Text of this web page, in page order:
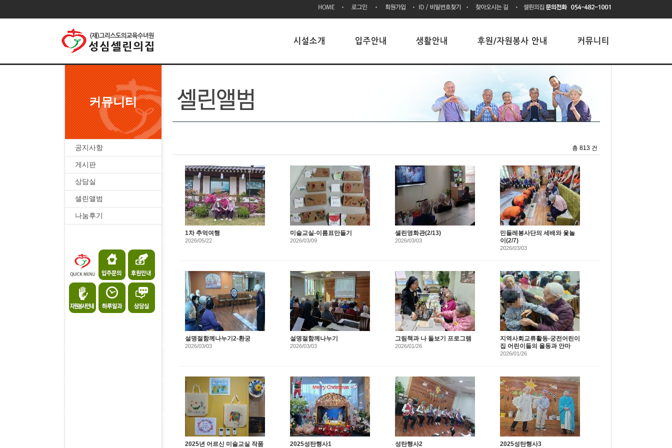
커뮤니티
공지사항
게시판
상담실
셀린앨범
나눔후기
총 813 건
1차 추억여행
2026/05/22
미술교실-이름표만들기
2026/03/09
셀린영화관(2/13)
2026/03/03
민들레봉사단의 세배와 윷놀
이(2/7)
2026/03/03
설명절함께나누기2-환궁
2026/03/03
설명절함께나누기
2026/03/03
그림책과 나 돌보기 프로그램
2026/01/26
지역사회교류활동-궁전어린이
집 어린이들의 율동과 안마
2026/01/26
2025년 어르신 미술교실 작품 2025성탄행사1 성탄행사2 2025성탄행사3